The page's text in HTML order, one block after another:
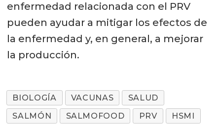
enfermedad relacionada con el PRV
pueden ayudar a mitigar los efectos de
la enfermedad y, en general, a mejorar
la producción.
BIOLOGÍA VACUNAS
SALUD
SALMÓN
SALMOFOOD PRV
HSMI